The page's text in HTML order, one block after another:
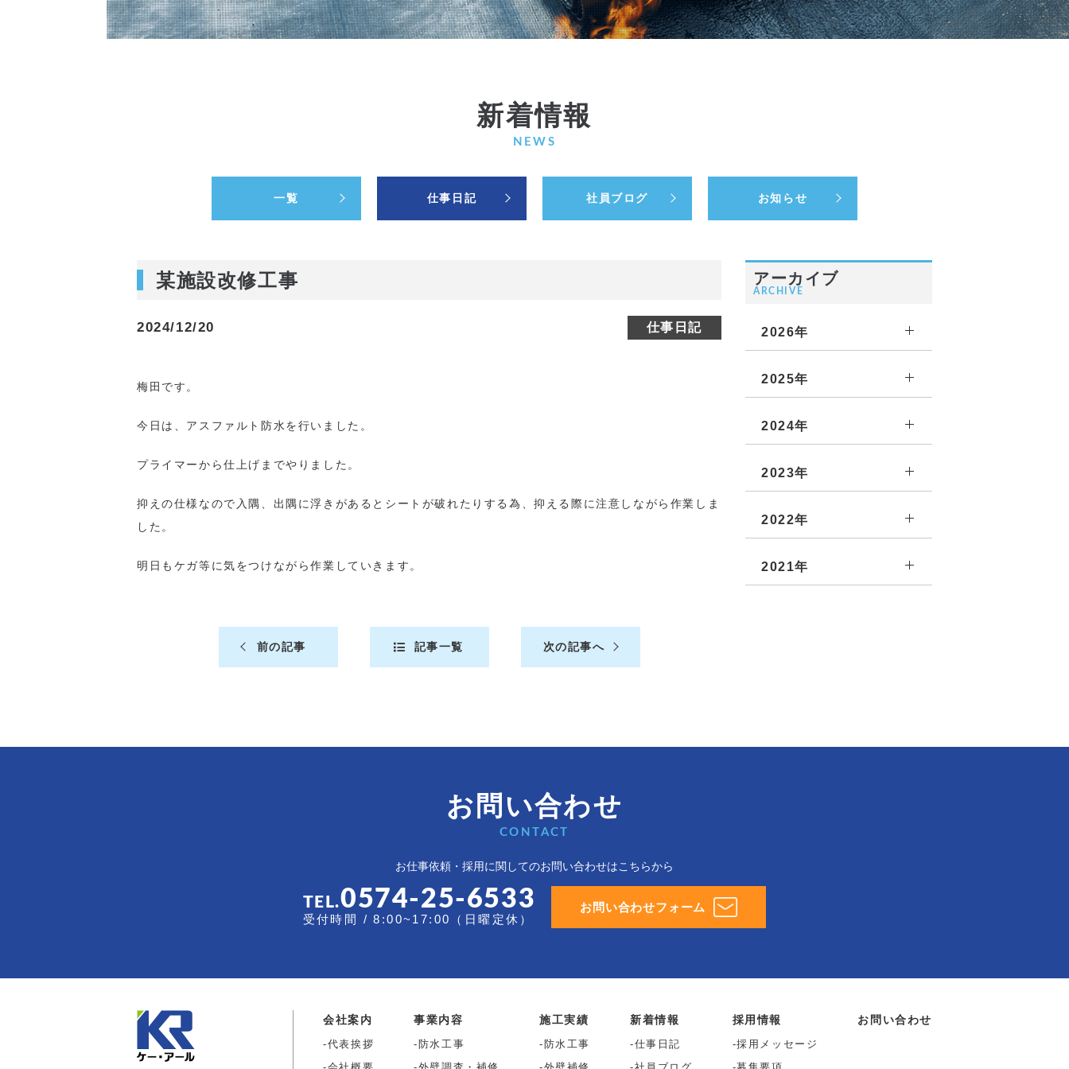
新着情報
NEWS
一覧 仕事日記 社員ブログ お知らせ
某施設改修工事
2024/12/20 仕事日記
梅田です。
今日は、アスファルト防水を行いました。
プライマーから仕上げまでやりました。
抑えの仕様なので入隅、出隅に浮きがあるとシートが破れたりする為、抑える際に注意しながら作業しま
した。
明日もケガ等に気をつけながら作業していきます。
前の記事 記事一覧 次の記事へ
アーカイブ
ARCHIVE
2026年
2025年
2024年
2023年
2022年
2021年
お問い合わせ
CONTACT
お仕事依頼・採用に関してのお問い合わせはこちらから
TEL.0574-25-6533
受付時間 / 8:00~17:00（日曜定休）
お問い合わせフォーム
会社案内
代表挨拶
事業内容
防水工事
施工実績
防水工事
新着情報
仕事日記
採用情報
採用メッセージ
お問い合わせ